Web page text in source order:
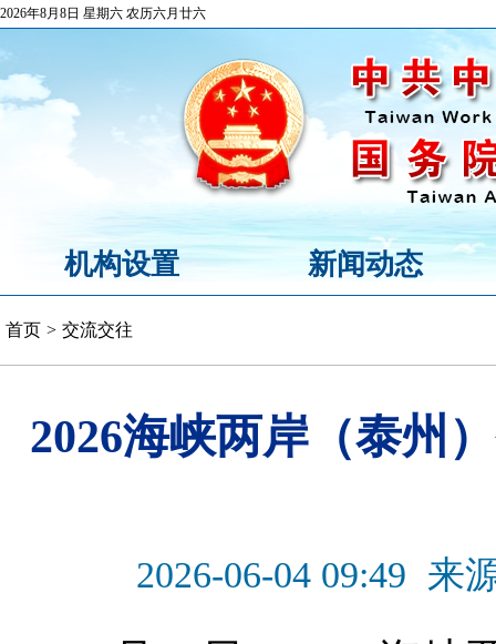
2026年8月8日 星期六 农历六月廿六
机构设置 新闻动态
首页 > 交流交往
2026海峡两岸（泰州
2026-06-04 09:49 来